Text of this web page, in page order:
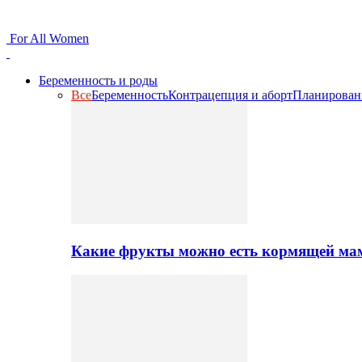
For All Women
Беременность и роды
ВсеБеременностьКонтрацепция и аборт
Какие фрукты можно есть кормящей